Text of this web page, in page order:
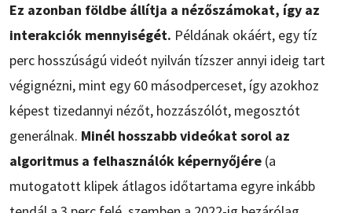
Ez azonban földbe állítja a nézőszámokat, így az
interakciók mennyiségét. Példának okáért, egy tíz
perc hosszúságú videót nyilván tízszer annyi ideig tart
végignézni, mint egy 60 másodperceset, így azokhoz
képest tizedannyi nézőt, hozzászólót, megosztót
generálnak. Minél hosszabb videókat sorol az
algoritmus a felhasználók képernyőjére (a
mutogatott klipek átlagos időtartama egyre inkább